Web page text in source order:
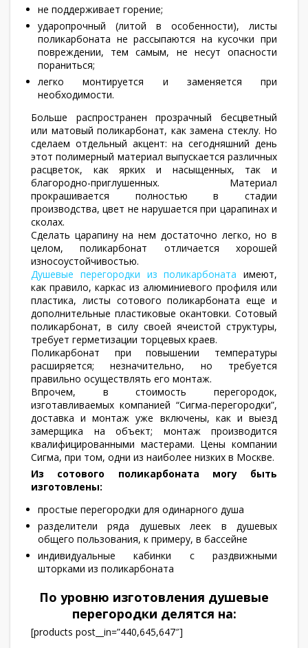
не поддерживает горение;
ударопрочный (литой в особенности), листы
поликарбоната не рассыпаются на кусочки при
повреждении, тем самым, не несут опасности
пораниться;
легко монтируется и заменяется при
необходимости.
Больше распространен прозрачный бесцветный
или матовый поликарбонат, как замена стеклу. Но
сделаем отдельный акцент: на сегодняшний день
этот полимерный материал выпускается различных
расцветок, как ярких и насыщенных, так и
благородно-приглушенных. Материал
прокрашивается полностью в стадии
производства, цвет не нарушается при царапинах и
сколах.
Сделать царапину на нем достаточно легко, но в
целом, поликарбонат отличается хорошей
износоустойчивостью.
Душевые перегородки из поликарбоната имеют,
как правило, каркас из алюминиевого профиля или
пластика, листы сотового поликарбоната еще и
дополнительные пластиковые окантовки. Сотовый
поликарбонат, в силу своей ячеистой структуры,
требует герметизации торцевых краев.
Поликарбонат при повышении температуры
расширяется; незначительно, но требуется
правильно осуществлять его монтаж.
Впрочем, в стоимость перегородок,
изготавливаемых компанией “Сигма-перегородки”,
доставка и монтаж уже включены, как и выезд
замерщика на объект; монтаж производится
квалифицированными мастерами. Цены компании
Сигма, при том, одни из наиболее низких в Москве.
Из сотового поликарбоната могу быть
изготовлены:
простые перегородки для одинарного душа
разделители ряда душевых леек в душевых
общего пользования, к примеру, в бассейне
индивидуальные кабинки c раздвижными
шторками из поликарбоната
По уровню изготовления душевые
перегородки делятся на:
[products post__in=”440,645,647″]